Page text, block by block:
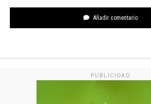
Añadir comentario
PUBLICIDAD